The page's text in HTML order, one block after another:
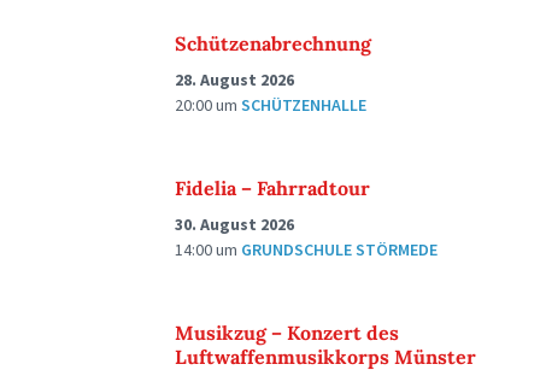
Schützenabrechnung
28. August 2026
20:00um SCHÜTZENHALLE
Fidelia – Fahrradtour
30. August 2026
14:00um GRUNDSCHULE STÖRMEDE
Musikzug – Konzert des
Luftwaffenmusikkorps Münster